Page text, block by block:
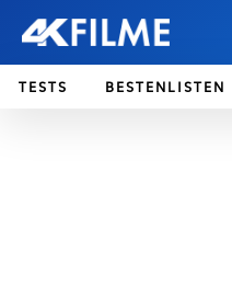
TESTS BESTENLISTEN